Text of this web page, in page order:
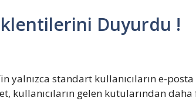
Duyurdu !
yalnızca standart kullanıcıların e-
kullanıcıların gelen kutularından daha